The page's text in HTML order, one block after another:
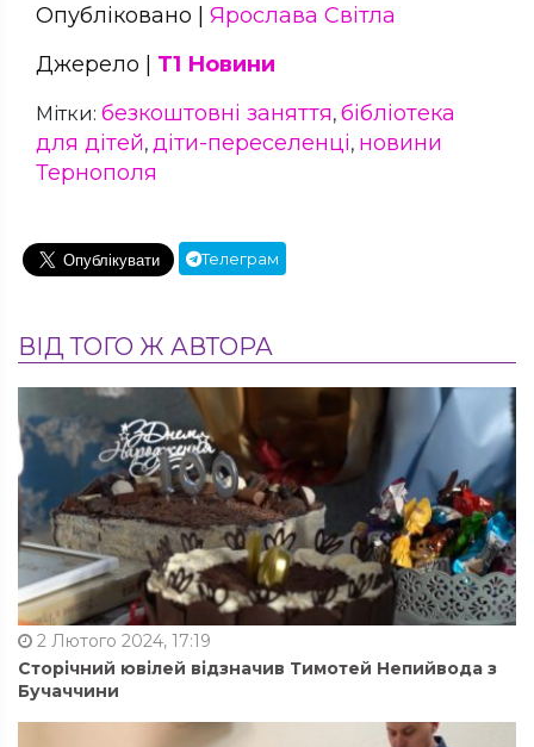
Опубліковано | Ярослава Світла
Джерело | Т1 Новини
Мітки: безкоштовні заняття, бібліотека
для дітей, діти-переселенці, новини
Тернополя
Телеграм
ВІД ТОГО Ж АВТОРА
2 Лютого 2024, 17:19
Сторічний ювілей відзначив Тимотей Непийвода з
Бучаччини